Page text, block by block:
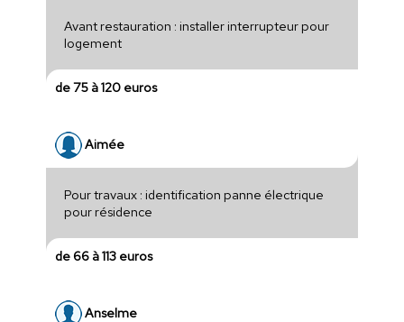
Avant restauration : installer interrupteur pour
logement
de 75 à 120 euros
Aimée
Pour travaux : identification panne électrique
pour résidence
de 66 à 113 euros
Anselme